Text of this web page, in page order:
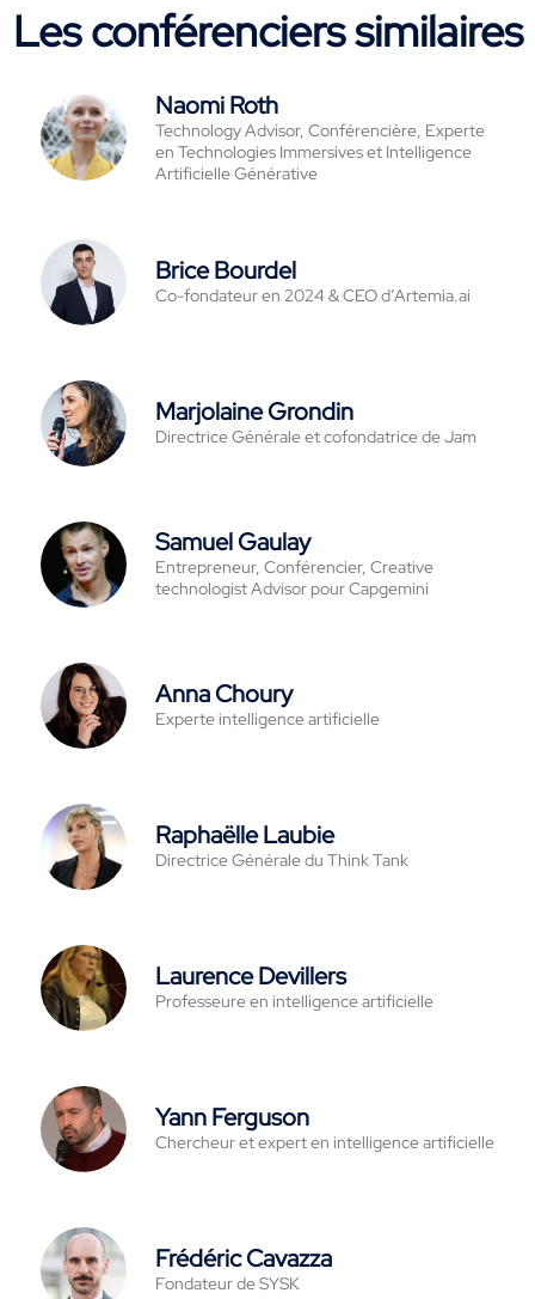
Les conférenciers similaires
Naomi Roth
Technology Advisor, Conférencière, Experte
en Technologies Immersives et Intelligence
Artificielle Générative
Brice Bourdel
Co-fondateur en 2024 & CEO d’Artemia.ai
Marjolaine Grondin
Directrice Générale et cofondatrice de Jam
Samuel Gaulay
Entrepreneur, Conférencier, Creative
technologist Advisor pour Capgemini
Anna Choury
Experte intelligence artificielle
Raphaëlle Laubie
Directrice Générale du Think Tank
Laurence Devillers
Professeure en intelligence artificielle
Yann Ferguson
Chercheur et expert en intelligence artificielle
Frédéric Cavazza
Fondateur de SYSK